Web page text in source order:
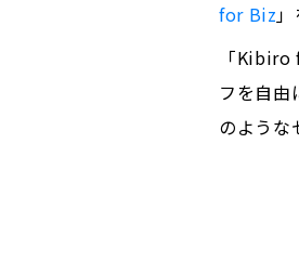
for Biz」
「
フを自
のような